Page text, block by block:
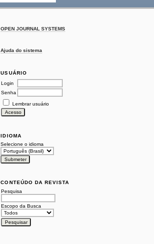
OPEN JOURNAL SYSTEMS
Ajuda do sistema
USUÁRIO
Login
Senha
Lembrar usuário
IDIOMA
Selecione o idioma
CONTEÚDO DA REVISTA
Pesquisa
Escopo da Busca